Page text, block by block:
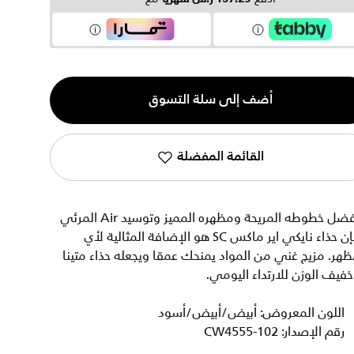
أضف إلى سلة التسوق
القائمة المفضلة
بفضل خطوطه المريحة ومظهره المميز وتوسيد Air المرئي
فإن حذاء نايكي اير ماكس SC هو الإضافة المثالية لأي
مزيج غني من المواد يمنحك عمقا ويجعله حذاء متينا
الوزن للارتداء اليومي.
اللون المعروض: أبيض/أبيض/أسود
رقم الإصدار: CW4555-102